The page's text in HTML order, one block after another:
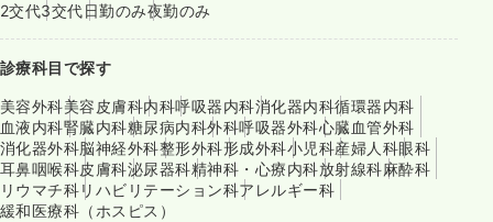
2交代3交代日勤のみ夜勤のみ
診療科目で探す
美容外科美容皮膚科内科呼吸器内科消化器内科循環器内科
血液内科腎臓内科糖尿病内科外科呼吸器外科心臓血管外科
消化器外科脳神経外科整形外科形成外科小児科産婦人科眼科
耳鼻咽喉科皮膚科泌尿器科精神科・心療内科放射線科麻酔科
リウマチ科リハビリテーション科アレルギー科
緩和医療科（ホスピス）